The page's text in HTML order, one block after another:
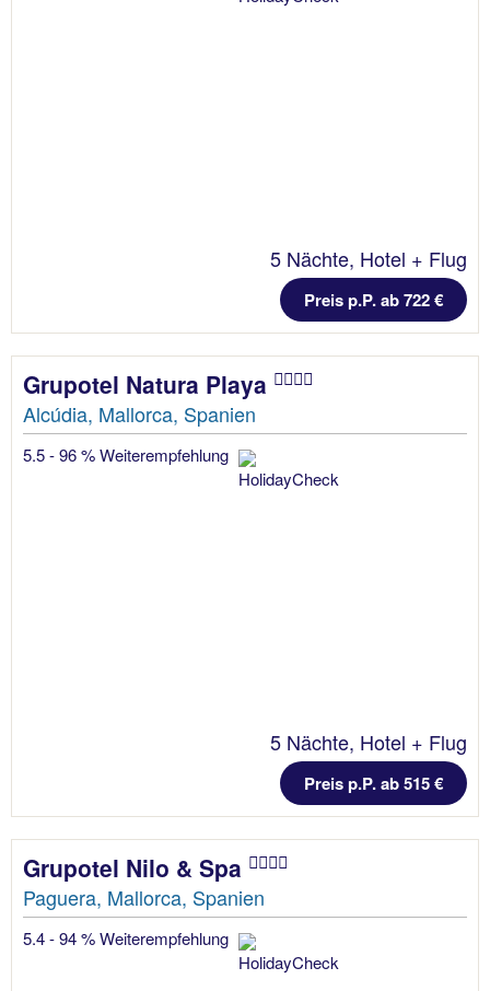
5 Nächte, Hotel + Flug
Preis p.P. ab 722 €
Grupotel Natura Playa
Alcúdia, Mallorca, Spanien
5.5 - 96 % Weiterempfehlung
5 Nächte, Hotel + Flug
Preis p.P. ab 515 €
Grupotel Nilo & Spa
Paguera, Mallorca, Spanien
5.4 - 94 % Weiterempfehlung